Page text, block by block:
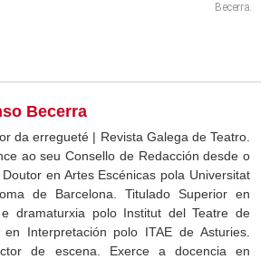
Becerra.
Becerra
da erregueté | Revista Galega de Teatro.
ao seu Consello de Redacción desde o
en Artes Escénicas pola Universitat
de Barcelona. Titulado Superior en
e dramaturxia polo Institut del Teatre de
en Interpretación polo ITAE de Asturies.
de escena. Exerce a docencia en